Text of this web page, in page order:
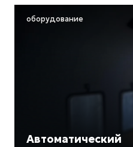
оборудование
Автоматический